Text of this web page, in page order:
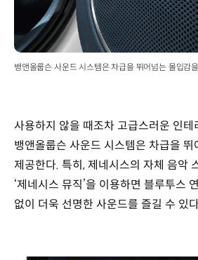
뱅앤올룹슨 사운드 시스템은 차급을 뛰어넘는 몰입감
사용하지 않을 때조차 고급스러운 인테
뱅앤올룹슨 사운드 시스템은 차급을 뛰
제공한다. 특히, 제네시스의 자체 음악
‘제네시스 뮤직’을 이용하면 블루투스
없이 더욱 선명한 사운드를 즐길 수 있